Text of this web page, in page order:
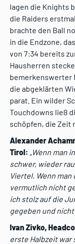
lagen die Knights
die Raiders
brachte den Ball
in die Endzone,
von 7:34 bereits
Hausherren
bemerkenswerter
die abgeklärten
parat. Ein wilder
Touchdowns ließ
schöpfen, die Zeit
Alexander
Tirol: „Wenn
schwer, wieder
Viertel. Wenn
vermutlich nicht
ich stolz auf die
gegeben und
Ivan Zivko,
erste Halbzeit war